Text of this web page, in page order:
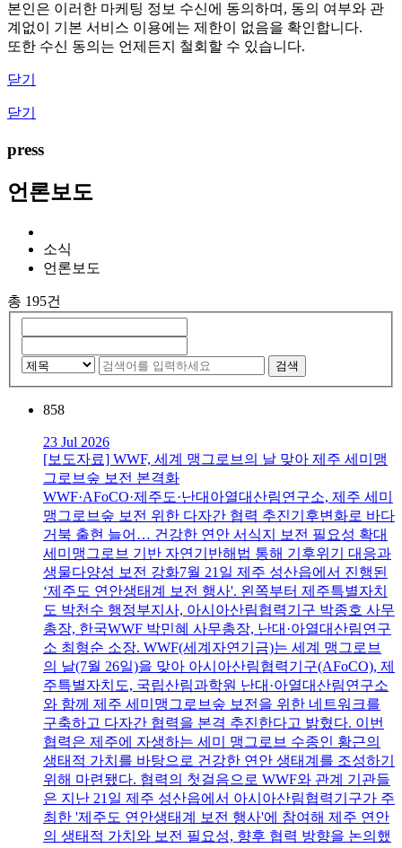
본인은 이러한 마케팅 정보 수신에 동의하며, 동의 여부와 관
계없이 기본 서비스 이용에는 제한이 없음을 확인합니다.
또한 수신 동의는 언제든지 철회할 수 있습니다.
닫기
닫기
press
언론보도
소식
언론보도
총 195건
검색
858
23 Jul 2026
[보도자료] WWF, 세계 맹그로브의 날 맞아 제주 세미맹
그로브숲 보전 본격화
WWF·AFoCO·제주도·난대아열대산림연구소, 제주 세미
맹그로브숲 보전 위한 다자간 협력 추진기후변화로 바다
거북 출현 늘어… 건강한 연안 서식지 보전 필요성 확대
세미맹그로브 기반 자연기반해법 통해 기후위기 대응과
생물다양성 보전 강화7월 21일 제주 성산읍에서 진행된
‘제주도 연안생태계 보전 행사'. 왼쪽부터 제주특별자치
도 박천수 행정부지사, 아시아산림협력기구 박종호 사무
총장, 한국WWF 박민혜 사무총장, 난대·아열대산림연구
소 최형순 소장. WWF(세계자연기금)는 세계 맹그로브
의 날(7월 26일)을 맞아 아시아산림협력기구(AFoCO), 제
주특별자치도, 국립산림과학원 난대·아열대산림연구소
와 함께 제주 세미맹그로브숲 보전을 위한 네트워크를
구축하고 다자간 협력을 본격 추진한다고 밝혔다. 이번
협력은 제주에 자생하는 세미 맹그로브 수종인 황근의
생태적 가치를 바탕으로 건강한 연안 생태계를 조성하기
위해 마련됐다. 협력의 첫걸음으로 WWF와 관계 기관들
은 지난 21일 제주 성산읍에서 아시아산림협력기구가 주
최한 '제주도 연안생태계 보전 행사'에 참여해 제주 연안
의 생태적 가치와 보전 필요성, 향후 협력 방향을 논의했